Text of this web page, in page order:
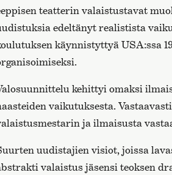
teatterin valaistustavat
edeltänyt realistista
käynnistyttyä USA:ssa
kehittyi omaksi
vaikutuksesta.
ja ilmaisusta
uudistajien visiot, joissa
valaistus jäsensi teoksen